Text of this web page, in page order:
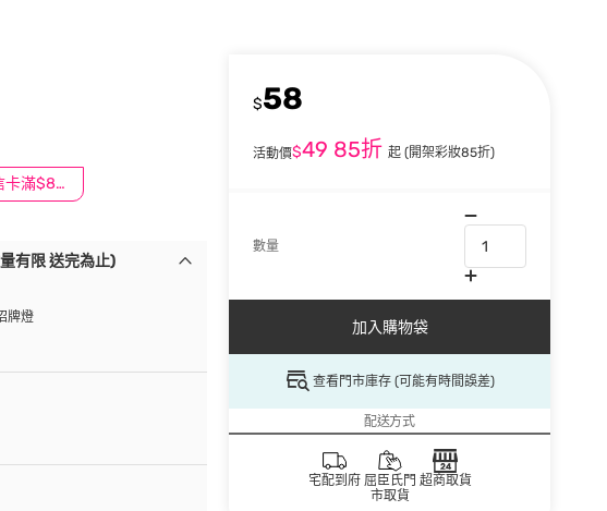
刷中信卡滿$888送3萬點
$58
活動價$49 85折 起 (開架彩妝85折)
數量
加入購物袋
查看門市庫存 (可能有時間誤差)
配送方式
宅配到府 屈臣氏門
市取貨
超商取貨
有限 送完為止)
牌燈